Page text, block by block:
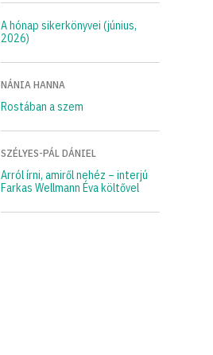
A hónap sikerkönyvei (június,
2026)
NÁNIA HANNA
Rostában a szem
SZÉLYES-PÁL DÁNIEL
Arról írni, amiről nehéz – interjú
Farkas Wellmann Éva költővel